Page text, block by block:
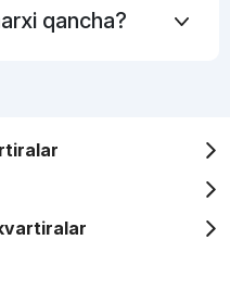
qancha?